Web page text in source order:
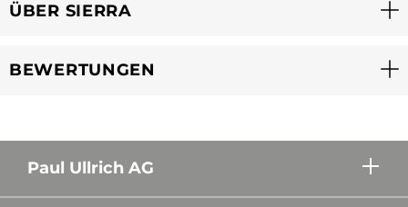
ÜBER SIERRA
BEWERTUNGEN
Paul Ullrich AG